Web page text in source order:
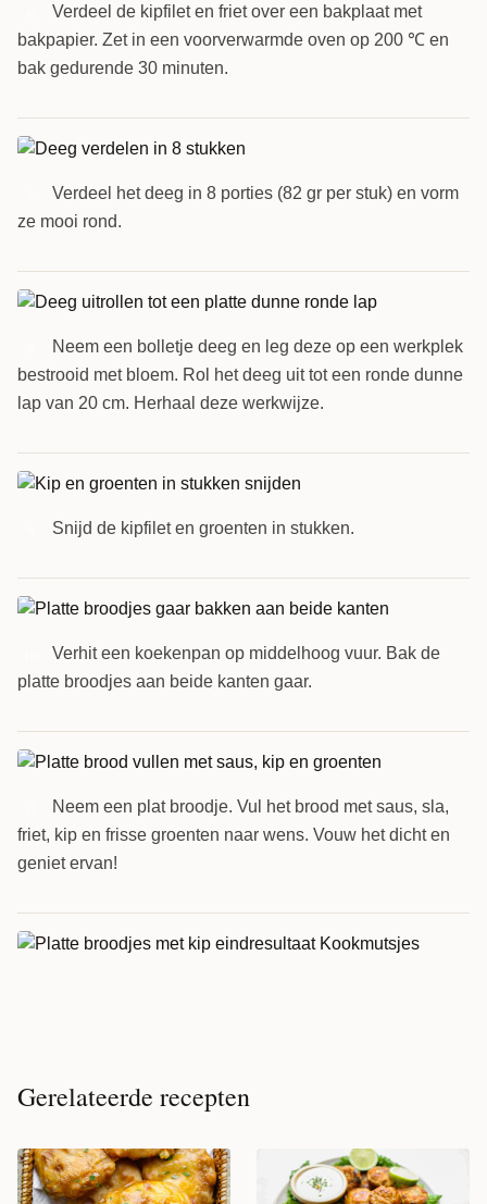
Verdeel de kipfilet en friet over een bakplaat met
bakpapier. Zet in een voorverwarmde oven op 200 ℃ en
bak gedurende 30 minuten.
Verdeel het deeg in 8 porties (82 gr per stuk) en vorm
ze mooi rond.
Neem een bolletje deeg en leg deze op een werkplek
bestrooid met bloem. Rol het deeg uit tot een ronde dunne
lap van 20 cm. Herhaal deze werkwijze.
Snijd de kipfilet en groenten in stukken.
Verhit een koekenpan op middelhoog vuur. Bak de
platte broodjes aan beide kanten gaar.
Neem een plat broodje. Vul het brood met saus, sla,
friet, kip en frisse groenten naar wens. Vouw het dicht en
geniet ervan!
Gerelateerde recepten